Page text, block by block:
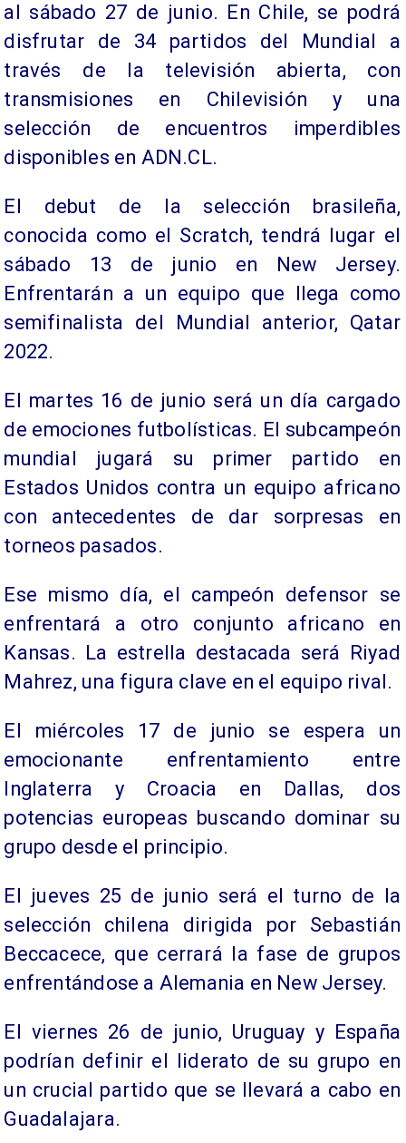
al sábado 27 de junio. En Chile, se podrá
disfrutar de 34 partidos del Mundial a
través de la televisión abierta, con
transmisiones en Chilevisión y una
selección de encuentros imperdibles
disponibles en ADN.CL.
El debut de la selección brasileña,
conocida como el Scratch, tendrá lugar el
sábado 13 de junio en New Jersey.
Enfrentarán a un equipo que llega como
semifinalista del Mundial anterior, Qatar
2022.
El martes 16 de junio será un día cargado
de emociones futbolísticas. El subcampeón
mundial jugará su primer partido en
Estados Unidos contra un equipo africano
con antecedentes de dar sorpresas en
torneos pasados.
Ese mismo día, el campeón defensor se
enfrentará a otro conjunto africano en
Kansas. La estrella destacada será Riyad
Mahrez, una figura clave en el equipo rival.
El miércoles 17 de junio se espera un
emocionante enfrentamiento entre
Inglaterra y Croacia en Dallas, dos
potencias europeas buscando dominar su
grupo desde el principio.
El jueves 25 de junio será el turno de la
selección chilena dirigida por Sebastián
Beccacece, que cerrará la fase de grupos
enfrentándose a Alemania en New Jersey.
El viernes 26 de junio, Uruguay y España
podrían definir el liderato de su grupo en
un crucial partido que se llevará a cabo en
Guadalajara.